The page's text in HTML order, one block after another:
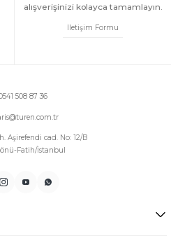
Atlet
Atlet
alışverişinizi kolayca tamamlayın.
İletişim Formu
508 87 36
Aşirefendi cad. No: 12/B
Fatih/İstanbul